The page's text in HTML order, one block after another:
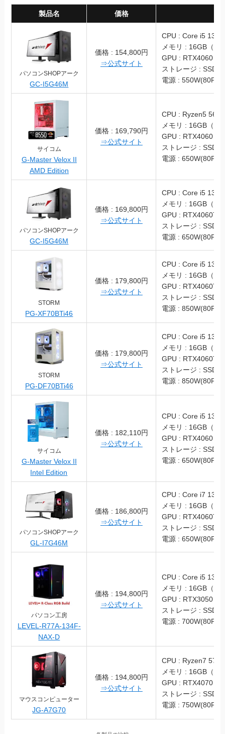
製品名 価格
パソコンSHOPアーク
GC-I5G46M
価格 : 154,800円
⇒公式サイト
CPU : Core i5
メモリ : 16GB（
GPU : RTX4060
ストレージ : SSD
電源 :
サイコム
G-Master Velox II
AMD Edition
価格 : 169,790円
⇒公式サイト
CPU : Ryzen5 5600
メモリ : 16GB（
GPU : RTX4060
ストレージ : SSD
電源 :
パソコンSHOPアーク
GC-I5G46M
価格 : 169,800円
⇒公式サイト
CPU : Core i5
メモリ : 16GB（
GPU : RTX4060Ti
ストレージ : SSD
電源 :
STORM
PG-XF70BTi46
価格 : 179,800円
⇒公式サイト
CPU : Core i5
メモリ : 16GB（
GPU : RTX4060Ti
ストレージ : SSD
電源 :
STORM
PG-DF70BTi46
価格 : 179,800円
⇒公式サイト
CPU : Core i5
メモリ : 16GB（
GPU : RTX4060Ti
ストレージ : SSD
電源 :
サイコム
G-Master Velox II
Intel Edition
価格 : 182,110円
⇒公式サイト
CPU : Core i5
メモリ : 16GB（
GPU : RTX4060
ストレージ : SSD
電源 :
パソコンSHOPアーク
GL-I7G46M
価格 : 186,800円
⇒公式サイト
CPU : Core i7
メモリ : 16GB（
GPU : RTX4060Ti
ストレージ : SSD
電源 :
パソコン工房
LEVEL-R77A-134F-
NAX-D
価格 : 194,800円
⇒公式サイト
CPU : Core i5
メモリ : 16GB（
GPU : RTX3050
ストレージ : SSD
電源 :
マウスコンピューター
JG-A7G70
価格 : 194,800円
⇒公式サイト
CPU : Ryzen7
メモリ : 16GB（
GPU : RTX4070
ストレージ : SSD
電源 :